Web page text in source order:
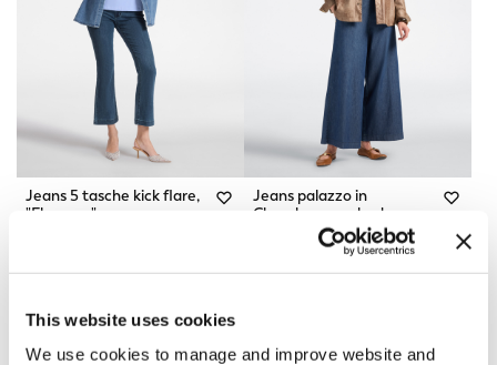
This website uses cookies
We use cookies to manage and improve website and
Jeans 5 tasche kick flare,
"Florence"
Jeans palazzo in
Chambray washed
Price reduced from
CHF 165,00toCHF 132,00
Nuovi arrivi